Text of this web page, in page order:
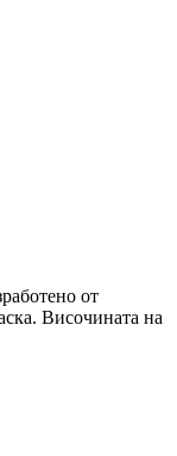
от
Височината на